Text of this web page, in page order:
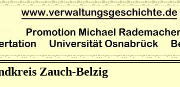
Zauch-Belzig